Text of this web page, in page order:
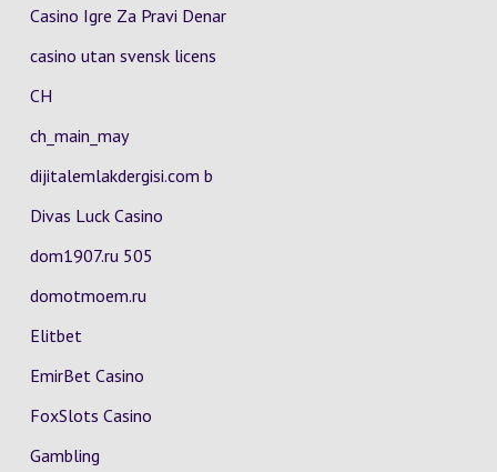
Casino Igre Za Pravi Denar
casino utan svensk licens
CH
ch_main_may
dijitalemlakdergisi.com b
Divas Luck Casino
dom1907.ru 505
domotmoem.ru
Elitbet
EmirBet Casino
FoxSlots Casino
Gambling